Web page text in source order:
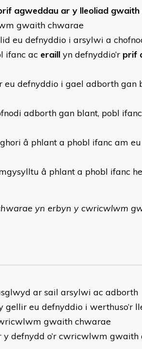
agweddau ar y lleoliad gwaith
gwaith chwarae
eu defnyddio i arsylwi a
ifanc ac eraill yn defnyddio’r prif
defnyddio i gael adborth gan
adborth gan blant, pobl
â phlant a phobl ifanc am
â phlant a phobl ifanc
yn erbyn y cwricwlwm
ar sail arsylwi ac adborth
gellir eu defnyddio i werthuso’r
gwaith chwarae
defnydd o’r cwricwlwm gwaith